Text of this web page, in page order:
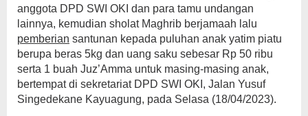
anggota DPD SWI OKI dan para tamu undangan
lainnya, kemudian sholat Maghrib berjamaah lalu
pemberian santunan kepada puluhan anak yatim piatu
berupa beras 5kg dan uang saku sebesar Rp 50 ribu
serta 1 buah Juz’Amma untuk masing-masing anak,
bertempat di sekretariat DPD SWI OKI, Jalan Yusuf
Singedekane Kayuagung, pada Selasa (18/04/2023).